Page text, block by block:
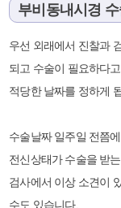
부비동내시경
우선 외래에서 진찰과
되고 수술이 필요하다
적당한 날짜를 정하게
수술날짜 일주일 전쯤
전신상태가 수술을 받
검사에서 이상 소견이
수도 있습니다.